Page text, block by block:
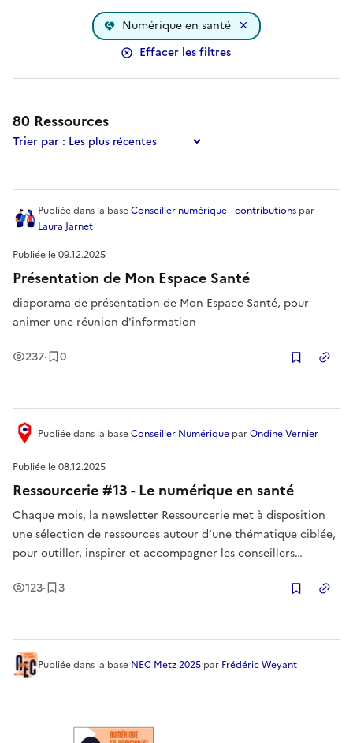
Numérique en santé
Effacer les filtres
80 Ressources
Les résultats ont été mis à jour.
Trier par :
Publiée le09.12.2025
Présentation de Mon Espace Santé
diaporama de présentation de Mon Espace Santé, pour
animer une réunion d'information
237Vues
· 0Enregistrement
Publiéedans la baseConseiller numérique - contributions par
Laura Jarnet
Publiée le08.12.2025
Ressourcerie #13 - Le numérique en santé
Chaque mois, la newsletter Ressourcerie met à disposition
une sélection de ressources autour d’une thématique ciblée,
pour outiller, inspirer et accompagner les conseillers
de ce mois-ci : le numérique en santé
123Vues
· 3Enregistrement
Publiéedans la baseConseiller Numérique parOndine Vernier
Publiéedans la base NEC Metz 2025 par Frédéric Weyant